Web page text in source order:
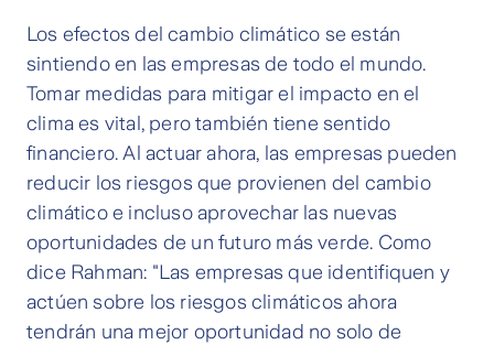
Los efectos del cambio climático se están
sintiendo en las empresas de todo el mundo.
Tomar medidas para mitigar el impacto en el
clima es vital, pero también tiene sentido
financiero. Al actuar ahora, las empresas pueden
reducir los riesgos que provienen del cambio
climático e incluso aprovechar las nuevas
oportunidades de un futuro más verde. Como
dice Rahman: "Las empresas que identifiquen y
actúen sobre los riesgos climáticos ahora
tendrán una mejor oportunidad no solo de